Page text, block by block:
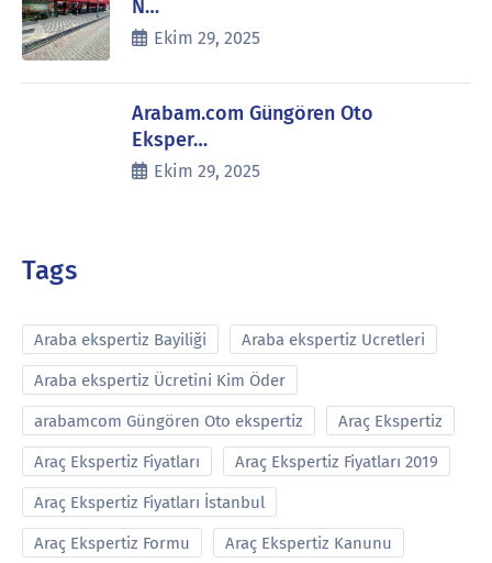
N…
Ekim 29, 2025
Arabam.com Güngören Oto
Eksper…
Ekim 29, 2025
Tags
Araba ekspertiz Bayiliği Araba ekspertiz Ucretleri
Araba ekspertiz Ücretini Kim Öder
arabamcom Güngören Oto ekspertiz Araç Ekspertiz
Araç Ekspertiz Fiyatları Araç Ekspertiz Fiyatları 2019
Araç Ekspertiz Fiyatları İstanbul
Araç Ekspertiz Formu Araç Ekspertiz Kanunu